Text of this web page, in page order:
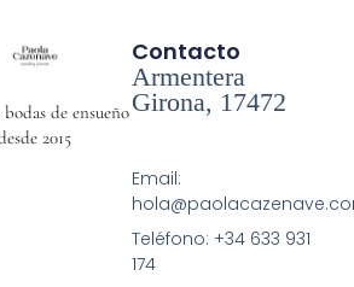
de ensueño
2015
Contacto
Armentera
Girona, 17472
Email:
Teléfono: +34 633 931
174